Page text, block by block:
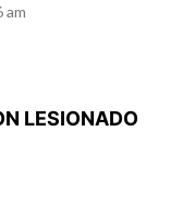
am
LESIONADO